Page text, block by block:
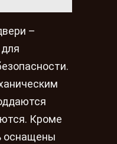
–
Кроме
оснащены